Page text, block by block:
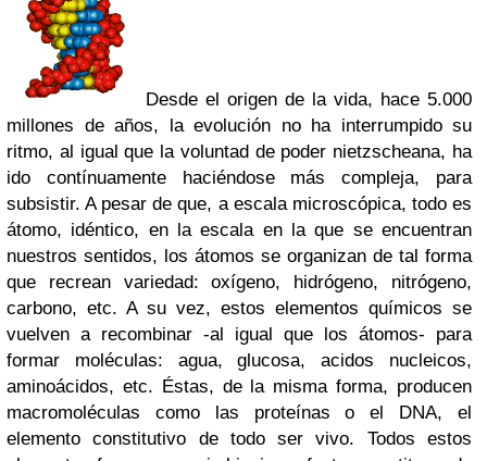
Desde el origen de la vida, hace 5.000
millones de años, la evolución no ha interrumpido su
ritmo, al igual que la voluntad de poder nietzscheana, ha
ido contínuamente haciéndose más compleja, para
subsistir. A pesar de que, a escala microscópica, todo es
átomo, idéntico, en la escala en la que se encuentran
nuestros sentidos, los átomos se organizan de tal forma
que recrean variedad: oxígeno, hidrógeno, nitrógeno,
carbono, etc. A su vez, estos elementos químicos se
vuelven a recombinar -al igual que los átomos- para
formar moléculas: agua, glucosa, acidos nucleicos,
aminoácidos, etc. Éstas, de la misma forma, producen
macromoléculas como las proteínas o el DNA, el
elemento constitutivo de todo ser vivo. Todos estos